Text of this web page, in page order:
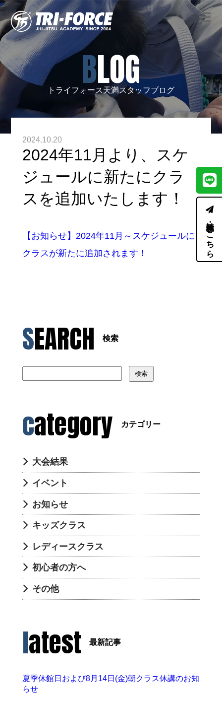
BLOG
トライフォース天満スタッフブログ
2024.10.20
2024年11月より、スケ
ジュールに新たにクラ
スを追加いたします！
【お知らせ】2024年11月～スケジュールに
クラスが新たに追加されます！
SEARCH 検索
検索
category カテゴリー
大会結果
イベント
お知らせ
キッズクラス
レディースクラス
初心者の方へ
その他
latest 最新記事
夏季休館日および8月14日(金)朝クラス休講のお知
らせ
体験・見学はこちら